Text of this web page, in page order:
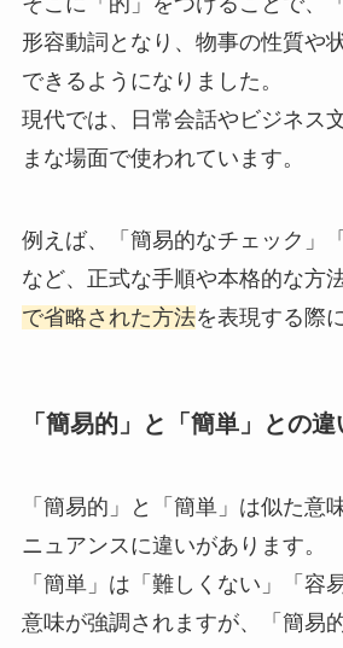
形容動詞となり、物事の性質や
できるようになりました。
現代では、日常会話やビジネス
まな場面で使われています。
例えば、「簡易的なチェック」
など、正式な手順や本格的な方
で省略された方法を表現する際
「簡易的」と「簡単」との違
「簡易的」と「簡単」は似た意
ニュアンスに違いがあります。
「簡単」は「難しくない」「容
意味が強調されますが、「簡易